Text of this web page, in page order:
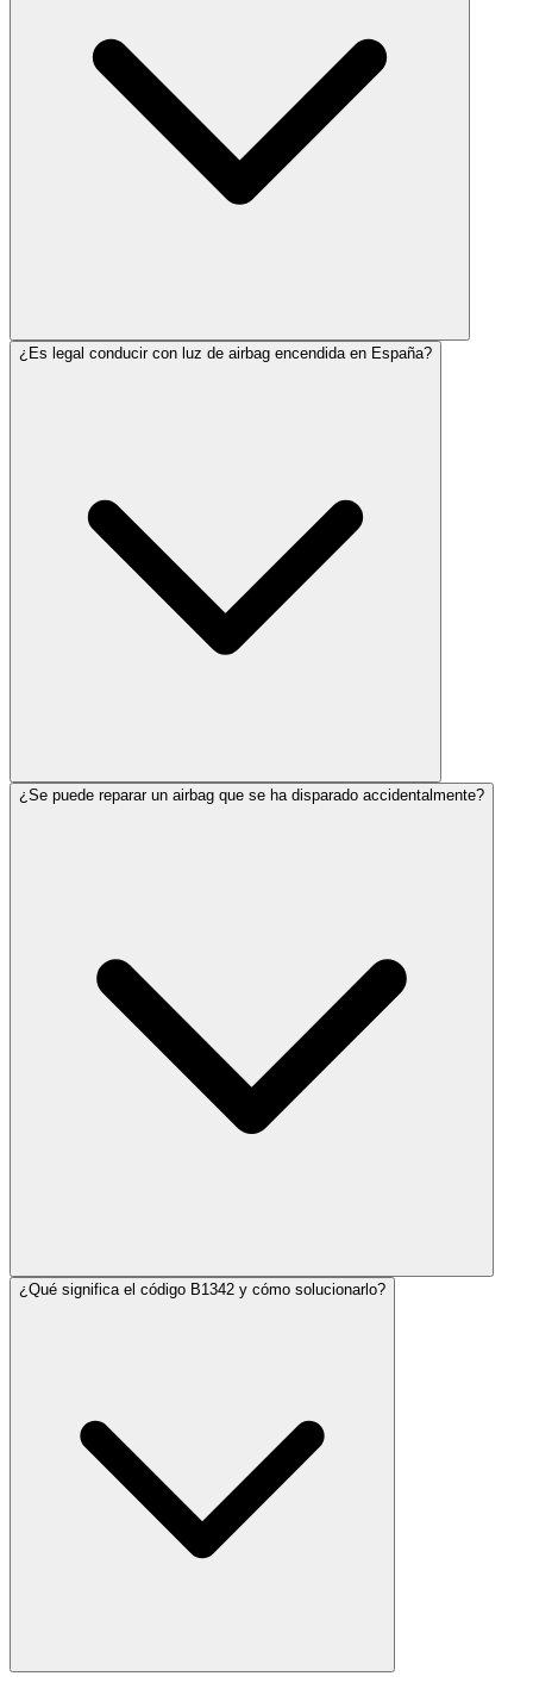
¿Es legal conducir con luz de airbag encendida en España?
¿Se puede reparar un airbag que se ha disparado accidentalmente?
¿Qué significa el código B1342 y cómo solucionarlo?